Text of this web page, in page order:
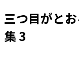
三つ目がと
集 3